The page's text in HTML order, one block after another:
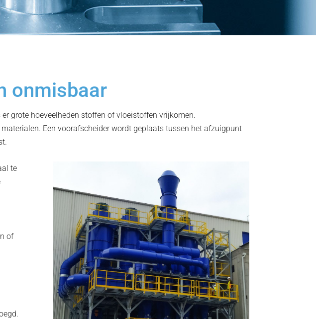
onmisbaar
grote hoeveelheden stoffen of vloeistoffen vrijkomen.
Een voorafscheider wordt geplaats tussen het afzuigpunt
te
of